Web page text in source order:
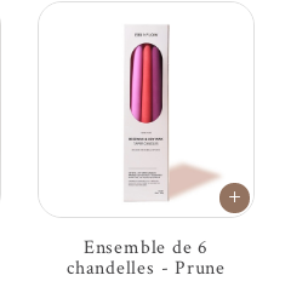
Ensemble de 6
chandelles - Prune